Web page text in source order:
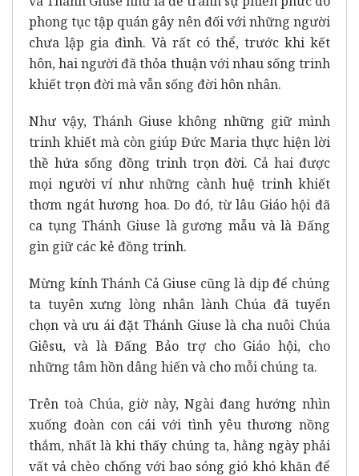
phong tục tập quán gây nên đối với những người
chưa lập gia đình. Và rất có thể, trước khi kết
hôn, hai người đã thỏa thuận với nhau sống trinh
khiết trọn đời mà vẫn sống đời hôn nhân.
Như vậy, Thánh Giuse không những giữ mình
trinh khiết mà còn giúp Đức Maria thực hiện lời
thề hứa sống đồng trinh trọn đời. Cả hai được
mọi người ví như những cành huệ trinh khiết
thơm ngát hương hoa. Do đó, từ lâu Giáo hội đã
ca tụng Thánh Giuse là gương mẫu và là Đấng
gìn giữ các kẻ đồng trinh.
Mừng kính Thánh Cả Giuse cũng là dịp để chúng
ta tuyên xưng lòng nhân lành Chúa đã tuyển
chọn và ưu ái đặt Thánh Giuse là cha nuôi Chúa
Giêsu, và là Đấng Bảo trợ cho Giáo hội, cho
những tâm hồn dâng hiến và cho mỗi chúng ta.
Trên toà Chúa, giờ này, Ngài đang hướng nhìn
xuống đoàn con cái với tình yêu thương nồng
thắm, nhất là khi thấy chúng ta, hằng ngày phải
vất vả chèo chống với bao sóng gió khó khăn để